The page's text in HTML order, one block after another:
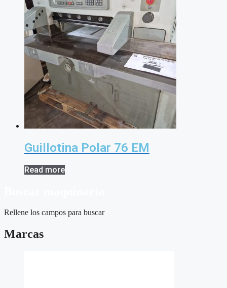
Guillotina Polar 76 EM
Read more
Rellene los campos para buscar
Marcas